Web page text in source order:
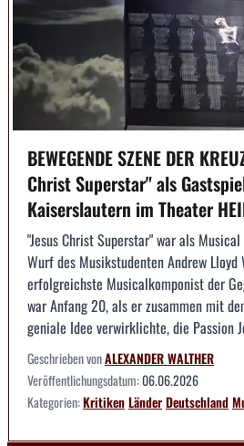
BEWEGENDE SZENE DER
Christ Superstar" als
Kaiserslautern im Theater
"Jesus Christ Superstar" war als
Wurf des Musikstudenten Andrew Lloyd
erfolgreichste Musicalkomponist der
war Anfang 20, als er zusammen mit
geniale Idee verwirklichte, die Passion
Geschrieben vonALEXANDER WALTHER
Veröffentlichungsdatum:06.06.2026
Kategorien:KritikenLänderDeutschland